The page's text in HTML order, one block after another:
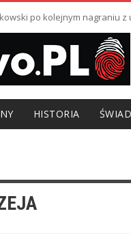
po kolejnym nagraniu z
HISTORIA